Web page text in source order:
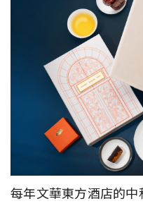
每年文華東方酒店的